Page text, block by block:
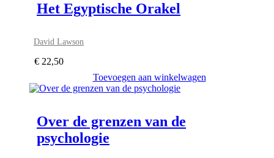
Het Egyptische Orakel
David Lawson
€ 22,50
Toevoegen aan winkelwagen
Over de grenzen van de
psychologie